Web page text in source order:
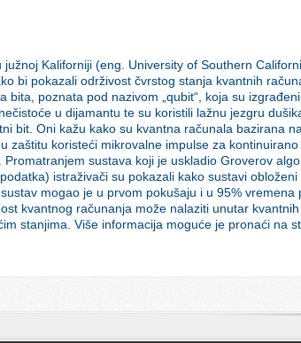
Kaliforniji (eng. University of Southern
bi pokazali održivost čvrstog stanja kvantnih
bita, poznata pod nazivom „qubit“, koja su
u dijamantu te su koristili lažnu jezgru
bit. Oni kažu kako su kvantna računala bazirana na
zaštitu koristeći mikrovalne impulse za kontinuirano
sustava koji je uskladio Groverov
istraživači su pokazali kako sustavi obloženi
mogao je u prvom pokušaju i u 95% vremena
kvantnog računanja može nalaziti unutar kvantnih
stanjima. Više informacija moguće je pronaći na